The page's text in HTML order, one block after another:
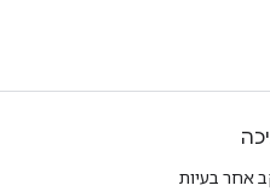
אחר בעיות